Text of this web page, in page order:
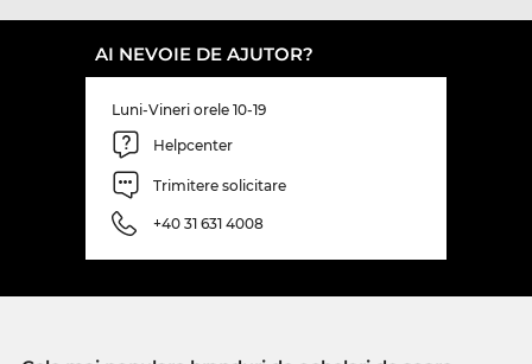
AI NEVOIE DE AJUTOR?
Luni-Vineri orele 10-19
Helpcenter
Trimitere solicitare
+40 31 631 4008